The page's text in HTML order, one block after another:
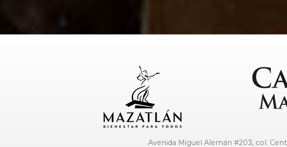
Avenida Miguel Alemán #203, col.